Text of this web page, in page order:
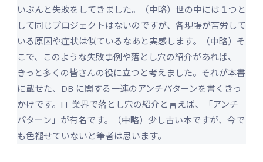
いぶんと失敗をしてきました。（中略）世の中には１つと
して同じプロジェクトはないのですが、各現場が苦労して
いる原因や症状は似ているなあと実感します。（中略）そ
こで、このような失敗事例や落とし穴の紹介があれば、
きっと多くの皆さんの役に立つと考えました。それが本書
に載せた、DB に関する一連のアンチパターンを書くきっ
かけです。IT 業界で落とし穴の紹介と言えば、「アンチ
パターン」が有名です。（中略）少し古い本ですが、今で
も色褪せていないと筆者は思います。